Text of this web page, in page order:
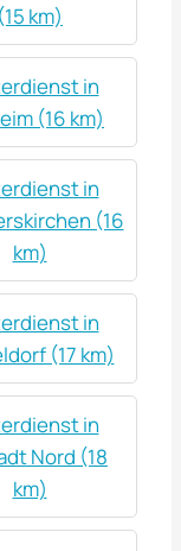
(15 km)
in
(16 km)
in
(16
km)
in
(17 km)
in
Nord (18
km)